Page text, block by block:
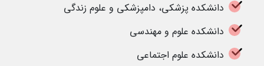
دانشکده پزشکی، دامپزشکی و علوم زندگی
دانشکده علوم و مهندسی
دانشکده علوم اجتماعی